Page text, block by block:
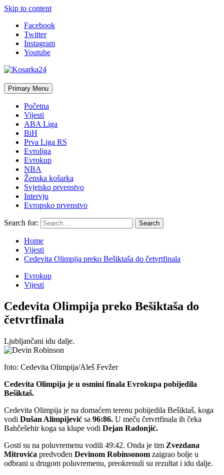
Skip to content
Facebook
Twitter
Instagram
Youtube
Primary Menu
Početna
Vijesti
ABA Liga
BiH
Prva Liga RS
Evroliga
Evrokup
NBA
Ženska košarka
Svjetsko prvenstvo
Intervju
Evropsko prvenstvo
Search for:
Home
Vijesti
Cedevita Olimpija preko Bešiktaša do četvrtfinala
Evrokup
Vijesti
Cedevita Olimpija preko Bešiktaša do
četvrtfinala
Ljubljančani idu dalje.
foto: Cedevita Olimpija/Aleš Fevžer
Cedevita Olimpija je u osmini finala Evrokupa pobijedila
Bešiktaš.
Cedevita Olimpija je na domaćem terenu pobijedila Bešiktaš, koga
vodi Dušan Alimpijević sa 96:86. U meču četvrtfinala ih čeka
Bahčešehir koga sa klupe vodi Dejan Radonjić.
Gosti su na poluvremenu vodili 49:42. Onda je tim Zvezdana
Mitrovića predvođen Devinom Robinsonom zaigrao bolje u
odbrani u drugom poluvremenu, preokrenuli su rezultat i idu dalje.